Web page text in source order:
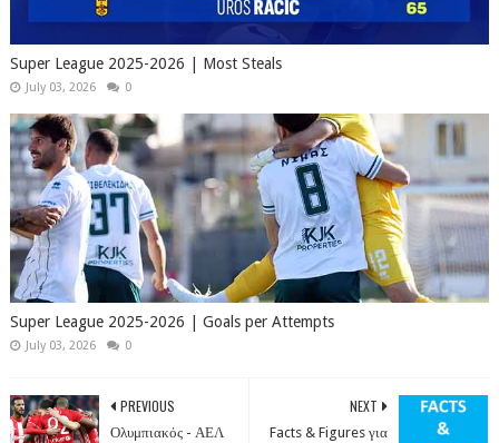
Super League 2025-2026 | Most Steals
July 03, 2026 0
Super League 2025-2026 | Goals per Attempts
July 03, 2026 0
NEXT
Facts & Figures για
PREVIOUS
Ολυμπιακός - ΑΕΛ